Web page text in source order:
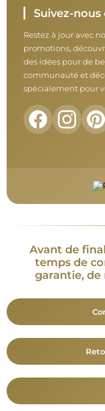
Suivez-
Restez à jour avec
promotions,
des idées pour de
communauté et
spécialement pour
Avant de
temps de
garantie,